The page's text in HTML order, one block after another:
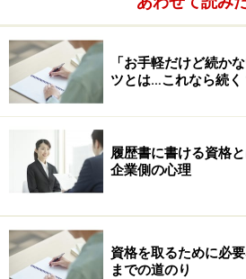
会計士」「税理士」「不動産鑑定
資格と呼ばれるものがほとんど……
「経営情報システム」科目の免除
「ソフトウェア開発技術者
格かなと思いましたので、小見出
た。情報処理と経営コンサルって
うな分野でこうした試験免除が
【「ソフトウェア開発技術者」試
「お手軽だけど続か
ツとは…これなら続く
履歴書に書ける資格
企業側の心理
資格を取るために必
までの道のり